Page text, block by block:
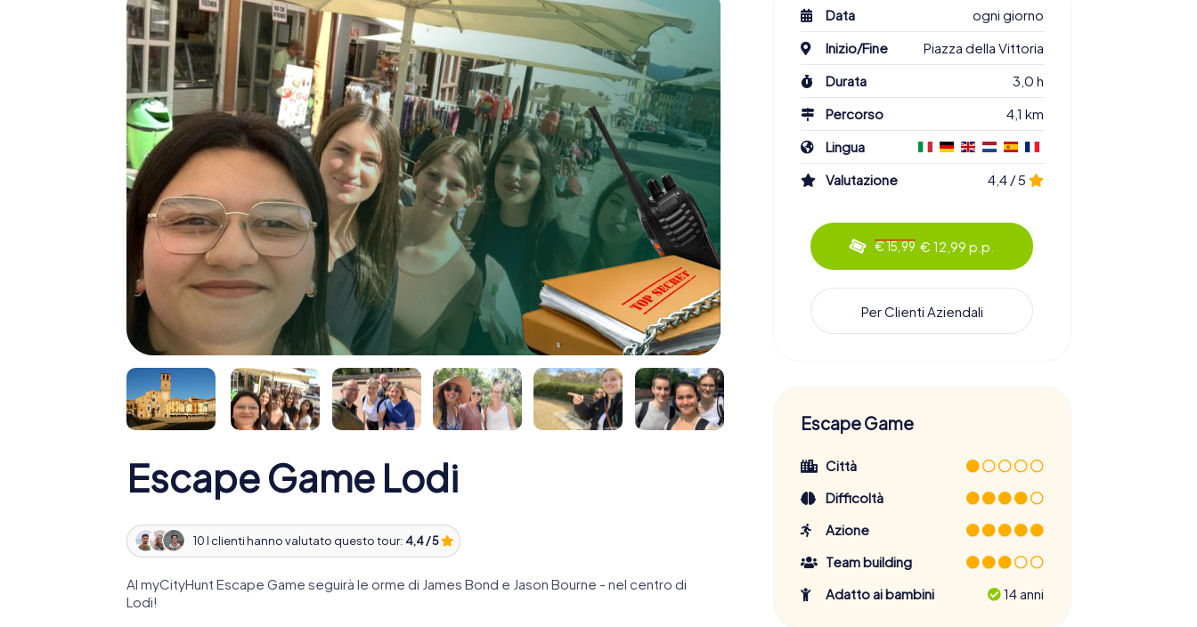
Escape Game Lodi
10 I clienti hanno valutato questo tour: 4,4 / 5
Al myCityHunt Escape Game seguirà le orme di James Bond e Jason Bourne - nel centro di
Lodi!
Data
ogni giorno
Inizio/Fine
Piazza della Vittoria
Durata
3,0 h
Percorso
4,1 km
Lingua
Valutazione
4,4 / 5
€ 15,99 € 12,99 p.p.
Per Clienti Aziendali
Escape Game
Città
Difficoltà
Azione
Team building
Adatto ai bambini
14 anni